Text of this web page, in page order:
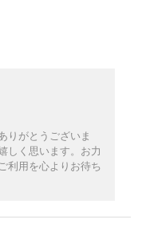
りがとうございま
しく思います。お力
利用を心よりお待ち